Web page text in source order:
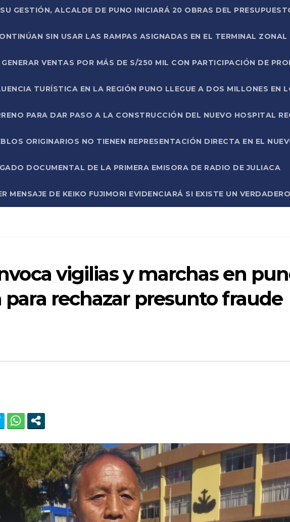
GESTIÓN, ALCALDE DE PUNO INICIARÁ 20 OBRAS DEL
SIN USAR LAS RAMPAS ASIGNADAS EN EL TERMINAL ZONAL
VENTAS POR MÁS DE S/250 MIL CON PARTICIPACIÓN DE
TURÍSTICA EN LA REGIÓN PUNO LLEGUE A DOS MILLONES EN
PARA DAR PASO A LA CONSTRUCCIÓN DEL NUEVO HOSPITAL
ORIGINARIOS NO TIENEN REPRESENTACIÓN DIRECTA EN EL
DOCUMENTAL DE LA PRIMERA EMISORA DE RADIO DE JULIACA
MENSAJE DE KEIKO FUJIMORI EVIDENCIARÁ SI EXISTE UN
vigilias y marchas en
para rechazar presunto fraude